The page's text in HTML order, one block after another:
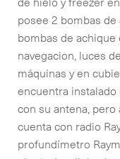
posee 2 bombas
bombas de
navegacion, luces
máquinas y en
encuentra instalado
con su antena,
cuenta con radio
profundímetro